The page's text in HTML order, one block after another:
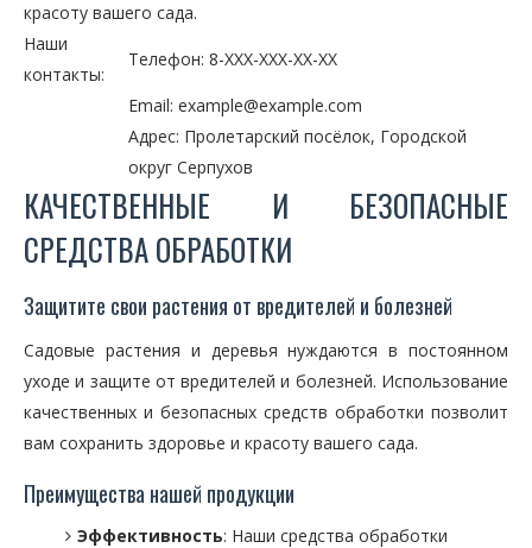
красоту вашего сада.
Наши
контакты:
Телефон: 8-XXX-XXX-XX-XX
Email: example@example.com
Адрес: Пролетарский посёлок, Городской
округ Серпухов
КАЧЕСТВЕННЫЕ И БЕЗОПАСНЫЕ
СРЕДСТВА ОБРАБОТКИ
Защитите свои растения от вредителей и болезней
Садовые растения и деревья нуждаются в постоянном
уходе и защите от вредителей и болезней. Использование
качественных и безопасных средств обработки позволит
вам сохранить здоровье и красоту вашего сада.
Преимущества нашей продукции
Эффективность: Наши средства обработки